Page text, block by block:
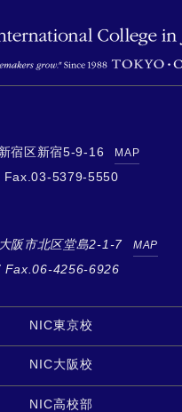
宿区新宿5-9-16 MAP
5379-5550
阪市北区堂島2-1-7 MAP
4256-6926
NIC東京校
NIC大阪校
NIC高校部